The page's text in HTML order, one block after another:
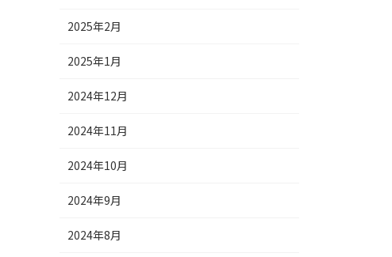
2025年2月
2025年1月
2024年12月
2024年11月
2024年10月
2024年9月
2024年8月